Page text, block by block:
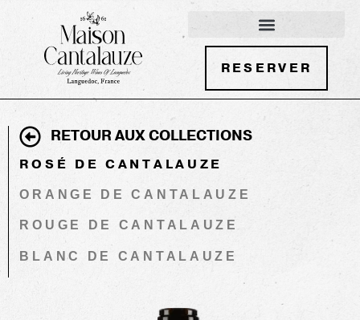
RESERVER
RETOUR AUX COLLECTIONS
ROSÉ DE CANTALAUZE
ORANGE DE CANTALAUZE
ROUGE DE CANTALAUZE
BLANC DE CANTALAUZE